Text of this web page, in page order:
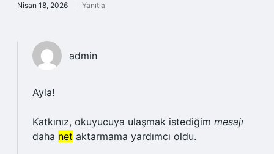
Nisan 18, 2026 Yanıtla
admin
Ayla!
Katkınız, okuyucuya ulaşmak istediğim mesajı
daha net aktarmama yardımcı oldu.